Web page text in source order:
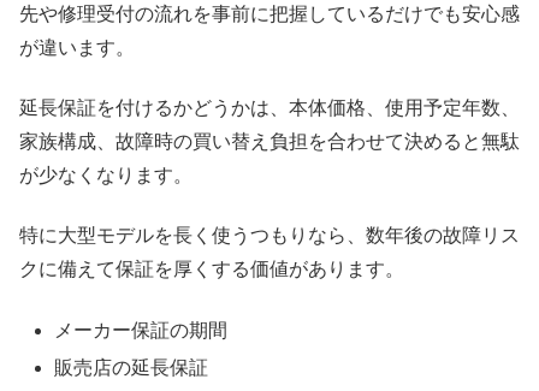
先や修理受付の流れを事前に把握しているだけでも安心感
が違います。
延長保証を付けるかどうかは、本体価格、使用予定年数、
家族構成、故障時の買い替え負担を合わせて決めると無駄
が少なくなります。
特に大型モデルを長く使うつもりなら、数年後の故障リス
クに備えて保証を厚くする価値があります。
メーカー保証の期間
販売店の延長保証